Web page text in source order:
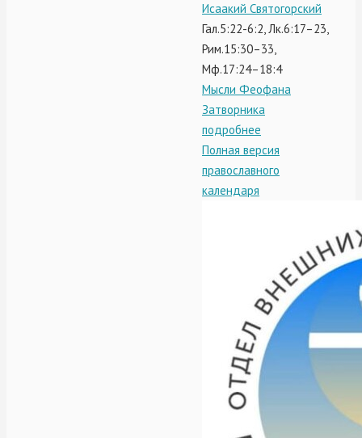
Исаакий Святогорский
Гал.5:22-6:2, Лк.6:17–23,
Рим.15:30–33,
Мф.17:24–18:4
Мысли Феофана
Затворника
подробнее
Полная версия
православного
календаря